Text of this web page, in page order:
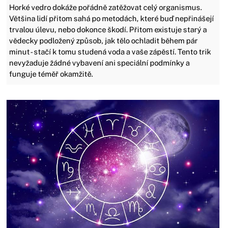
Horké vedro dokáže pořádně zatěžovat celý organismus.
Většina lidí přitom sahá po metodách, které buď nepřinášejí
trvalou úlevu, nebo dokonce škodí. Přitom existuje starý a
vědecky podložený způsob, jak tělo ochladit během pár
minut - stačí k tomu studená voda a vaše zápěstí. Tento trik
nevyžaduje žádné vybavení ani speciální podmínky a
funguje téměř okamžitě.